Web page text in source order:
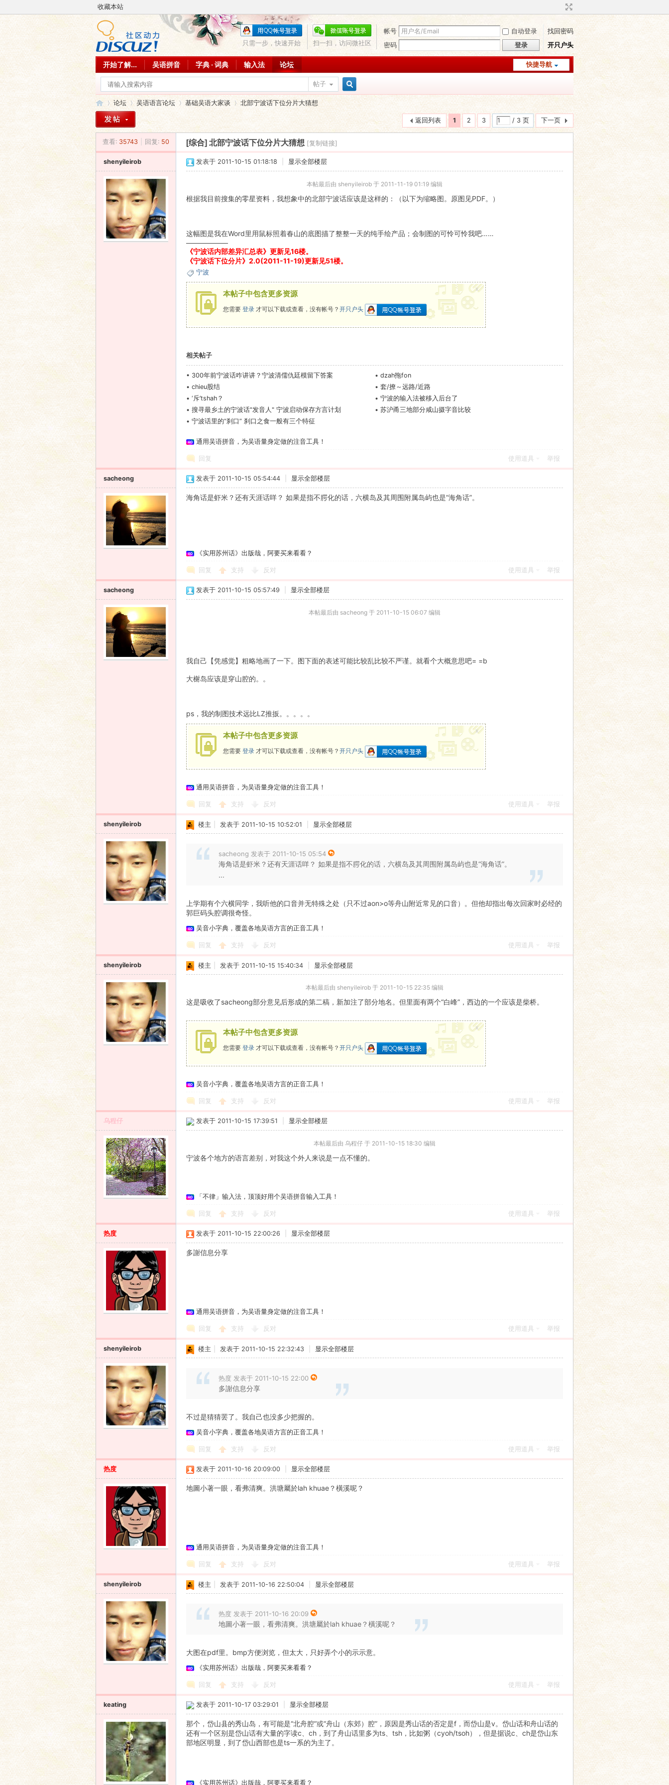
收藏本站
帐号 自动登录
找回密码
密码
登录 开只户头
扫一扫，访问微社区
只需一步，快速开始
快捷导航
开始了解... 吴语拼音 字典 · 词典 输入法 论坛
帖子
»
论坛
›
吴语语言论坛 基础吴语大家谈 北部宁波话下位分片大猜想
1 2 3 / 3 页 下一页
返回列表
查看: 35743 回复: 50 [综合] 北部宁波话下位分片大猜想 [复制链接]
shenyileirob 发表于 2011-10-15 01:18:18 显示全部楼层
本帖最后由 shenyileirob 于 2011-11-19 01:19 编辑
根据我目前搜集的零星资料，我想象中的北部宁波话应该是这样的：（以下为缩略图。原图见PDF。）
这幅图是我在Word里用鼠标照着春山的底图描了整整一天的纯手绘产品；会制图的可怜可怜我吧……
——————
《宁波话内部差异汇总表》更新见16楼。
《宁波话下位分片》2.0(2011-11-19)更新见51楼。
宁波
本帖子中包含更多资源
您需要 登录 才可以下载或查看，没有帐号？ 开只户头
x
相关帖子
• 300年前宁波话咋讲讲？宁波清儒仇廷模留下答案 • dzah拖fon
• chieu股结 • 套/撩～远路/近路
• ‘斥’tshah？ • 宁波的输入法被移入后台了
• 搜寻最乡土的宁波话"发音人" 宁波启动保存方言计划 • 苏沪甬三地部分咸山摄字音比较
• 宁波话里的“刹口” 刹口之食一般有三个特征
通用吴语拼音，为吴语量身定做的注音工具！
回复 使用道具 举报
sacheong 发表于 2011-10-15 05:54:44 显示全部楼层
海角话是虾米？还有天涯话咩？ 如果是指不腭化的话，六横岛及其周围附属岛屿也是“海角话”。
《实用苏州话》出版哉，阿要买来看看？
回复 支持 反对 使用道具 举报
sacheong 发表于 2011-10-15 05:57:49 显示全部楼层
本帖最后由 sacheong 于 2011-10-15 06:07 编辑
我自己【凭感觉】粗略地画了一下。图下面的表述可能比较乱比较不严谨。就看个大概意思吧= =b
大榭岛应该是穿山腔的。。
ps，我的制图技术远比LZ推扳。。。。。
本帖子中包含更多资源
您需要 登录 才可以下载或查看，没有帐号？ 开只户头
x
通用吴语拼音，为吴语量身定做的注音工具！
回复 支持 反对 使用道具 举报
shenyileirob 楼主 发表于 2011-10-15 10:52:01 显示全部楼层
sacheong 发表于 2011-10-15 05:54
海角话是虾米？还有天涯话咩？ 如果是指不腭化的话，六横岛及其周围附属岛屿也是“海角话”。
...
上学期有个六横同学，我听他的口音并无特殊之处（只不过aon>o等舟山附近常见的口音）。但他却指出每次回家时必经的
郭巨码头腔调很奇怪。
吴音小字典，覆盖各地吴语方言的正音工具！
回复 支持 反对 使用道具 举报
shenyileirob 楼主 发表于 2011-10-15 15:40:34 显示全部楼层
本帖最后由 shenyileirob 于 2011-10-15 22:35 编辑
这是吸收了sacheong部分意见后形成的第二稿，新加注了部分地名。但里面有两个“白峰”，西边的一个应该是柴桥。
本帖子中包含更多资源
您需要 登录 才可以下载或查看，没有帐号？ 开只户头
x
吴音小字典，覆盖各地吴语方言的正音工具！
回复 支持 反对 使用道具 举报
乌程仔 发表于 2011-10-15 17:39:51 显示全部楼层
本帖最后由 乌程仔 于 2011-10-15 18:30 编辑
宁波各个地方的语言差别，对我这个外人来说是一点不懂的。
「不律」输入法，顶顶好用个吴语拼音输入工具！
回复 支持 反对 使用道具 举报
热度 发表于 2011-10-15 22:00:26 显示全部楼层
多謝信息分享
通用吴语拼音，为吴语量身定做的注音工具！
回复 支持 反对 使用道具 举报
shenyileirob 楼主 发表于 2011-10-15 22:32:43 显示全部楼层
热度 发表于 2011-10-15 22:00
多謝信息分享
不过是猜猜罢了。我自己也没多少把握的。
吴音小字典，覆盖各地吴语方言的正音工具！
回复 支持 反对 使用道具 举报
热度 发表于 2011-10-16 20:09:00 显示全部楼层
地圖小著一眼，看弗清爽。洪塘屬於lah khuae？橫溪呢？
通用吴语拼音，为吴语量身定做的注音工具！
回复 支持 反对 使用道具 举报
shenyileirob 楼主 发表于 2011-10-16 22:50:04 显示全部楼层
热度 发表于 2011-10-16 20:09
地圖小著一眼，看弗清爽。洪塘屬於lah khuae？橫溪呢？
大图在pdf里。bmp方便浏览，但太大，只好弄个小的示示意。
《实用苏州话》出版哉，阿要买来看看？
回复 支持 反对 使用道具 举报
keating 发表于 2011-10-17 03:29:01 显示全部楼层
那个，岱山县的秀山岛，有可能是“北舟腔”或“舟山（东郊）腔”，原因是秀山话的否定是f，而岱山是v。岱山话和舟山话的
还有一个区别是岱山话有大量的字读c、ch，到了舟山话里多为ts、tsh，比如粥（cyoh/tsoh），但是据说c、ch是岱山东
部地区明显，到了岱山西部也是ts一系的为主了。
《实用苏州话》出版哉，阿要买来看看？